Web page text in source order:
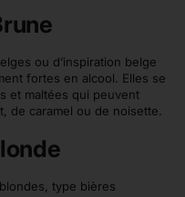
ou d’inspiration belge
fortes en alcool. Elles se
et maltées qui peuvent
de caramel ou de noisette.
type bières